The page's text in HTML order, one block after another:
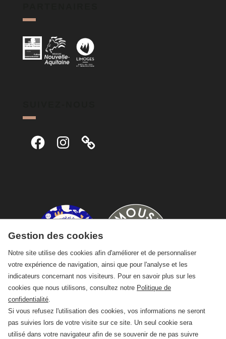
FacebookInstagram
Gestion des cookies
Notre site utilise des cookies afin d'améliorer et de personnaliser
votre expérience de navigation, ainsi que pour l'analyse et les
indicateurs concernant nos visiteurs. Pour en savoir plus sur les
cookies que nous utilisons, consultez notre Politique de
confidentialité
Si vous refusez l'utilisation des cookies, vos informations ne seront
pas suivies lors de votre visite sur ce site. Un seul cookie sera
utilisé dans votre navigateur afin de se souvenir de ne pas suivre